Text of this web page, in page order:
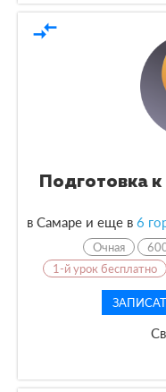
compare_arrows
Подготовка
в Самаре и еще в 6
Очная
1-й урок бесплатно